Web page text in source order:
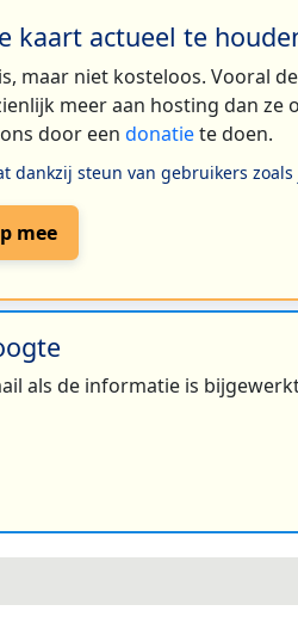
kaart actueel te
maar niet kosteloos. Vooral
meer aan hosting dan ze
door een donatiete doen.
dankzij steun van gebruikers zoals
mee
als de informatie is